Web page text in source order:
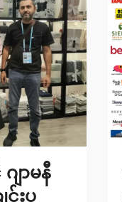
ျာမနီ
းပ